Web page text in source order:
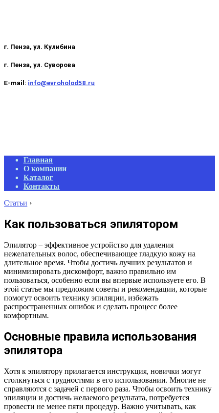
г. Пенза, ул. Кулибина
г. Пенза, ул. Суворова
E-mail: info@evroholod58.ru
Primary
Navigation
Menu
Главная
О компании
Каталог
Контакты
Статьи ›
Как пользоваться эпилятором
Эпилятор – эффективное устройство для удаления
нежелательных волос, обеспечивающее гладкую кожу на
длительное время. Чтобы достичь лучших результатов и
минимизировать дискомфорт, важно правильно им
пользоваться, особенно если вы впервые используете его. В
этой статье мы предложим советы и рекомендации, которые
помогут освоить технику эпиляции, избежать
распространенных ошибок и сделать процесс более
комфортным.
Основные правила использования
эпилятора
Хотя к эпилятору прилагается инструкция, новички могут
столкнуться с трудностями в его использовании. Многие не
справляются с задачей с первого раза. Чтобы освоить технику
эпиляции и достичь желаемого результата, потребуется
провести не менее пяти процедур. Важно учитывать, как